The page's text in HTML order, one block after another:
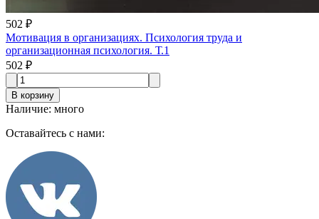
502 ₽
Мотивация в организациях. Психология труда и
организационная психология. Т.1
502 ₽
В корзину
Наличие: много
Оставайтесь с нами: